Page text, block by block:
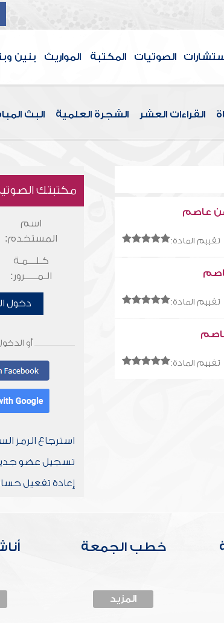
الصوتيات المكتبة المواريث بنين
القراءات العشر الشجرة العلمية البث
عاصم
تقييم المادة:
تقييم المادة:
تقييم المادة:
مكتبتك
اسم
المستخدم:
كـلـــمـة
الـمـــــرور:
دخول
أو
استرجاع الرمز
تسجيل عضو
إعادة تفعيل
خطب الجمعة
المزيد